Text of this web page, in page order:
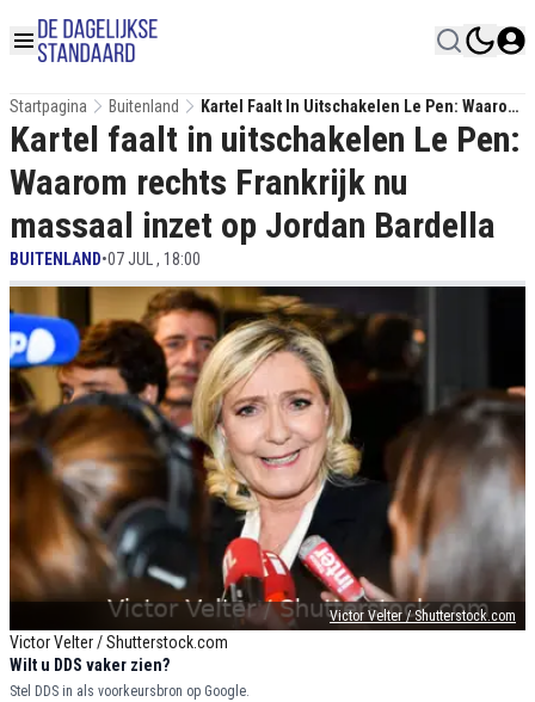
Startpagina Buitenland
Kartel Faalt In Uitschakelen Le Pen: Waarom
Rechts Frankrijk Nu Massaal Inzet Op Jordan
Bardella
Victor Velter / Shutterstock.com
Victor Velter / Shutterstock.com
Kartel faalt in uitschakelen Le Pen:
Waarom rechts Frankrijk nu
massaal inzet op Jordan Bardella
BUITENLAND•07 JUL , 18:00
Wilt u DDS vaker zien?
Stel DDS in als voorkeursbron op Google.